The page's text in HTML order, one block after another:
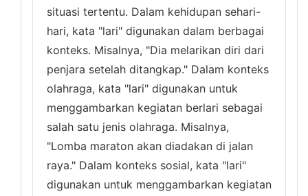
situasi tertentu. Dalam kehidupan sehari-
hari, kata "lari" digunakan dalam berbagai
konteks. Misalnya, "Dia melarikan diri dari
penjara setelah ditangkap." Dalam konteks
olahraga, kata "lari" digunakan untuk
menggambarkan kegiatan berlari sebagai
salah satu jenis olahraga. Misalnya,
"Lomba maraton akan diadakan di jalan
raya." Dalam konteks sosial, kata "lari"
digunakan untuk menggambarkan kegiatan